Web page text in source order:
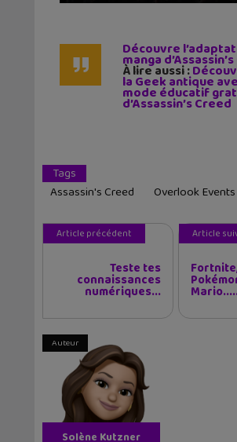
Découvre
manga
À lire aussi :
la Geek antique
mode éducatif
d’Assassin’s Creed
Tags
Assassin's Creed
Overlook Events
Article précédent
Teste tes
connaissances
numériques...
Article
Auteur
Solène Kutzner